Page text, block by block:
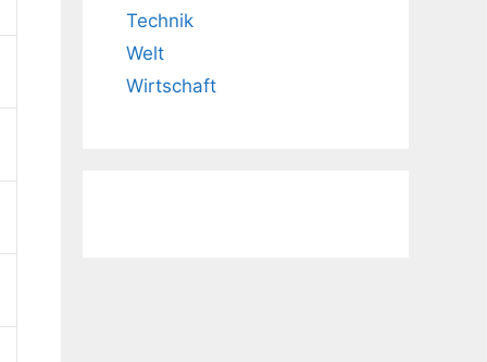
Technik
Welt
Wirtschaft